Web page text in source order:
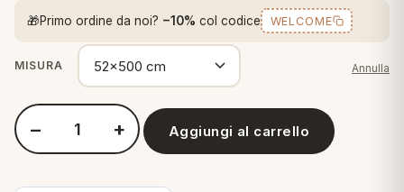
arredo
in fibra
in piuma
Tappeti Cartoons
Teli Mare Cartoons
Trapuntini Cartoons
🎁Primo ordine da noi? −10% col codice WELCOME
MISURA Annulla
Quantità Perlarara - Passatoia Cucina Antiscivolo Natalizia,
− + Aggiungi al carrello